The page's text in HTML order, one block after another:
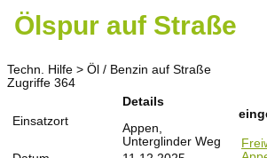
Ölspur auf Straße
Techn. Hilfe > Öl / Benzin auf Straße
Zugriffe 364
Einsatzort
Details
Appen,
Unterglinder Weg